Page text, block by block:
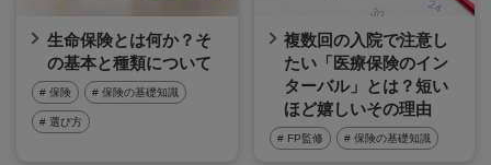
生命保険とは何か？そ
の基本と種類について
# 保険 # 保険の基礎知識
# 選び方
複数回の入院で注意し
たい「医療保険のイン
ターバル」とは？短い
ほど嬉しいその理由
# FP監修 # 保険の基礎知識